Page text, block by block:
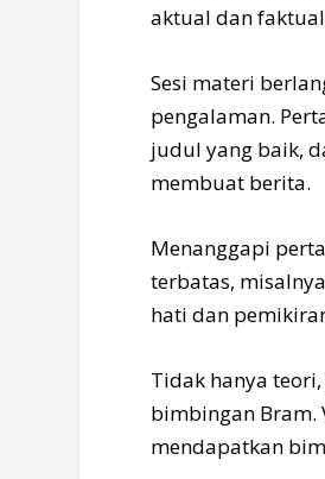
aktual dan
Sesi materi
pengalaman.
judul yang baik,
membuat berita.
Menanggapi
terbatas,
hati dan
Tidak hanya
bimbingan Bram.
mendapatkan